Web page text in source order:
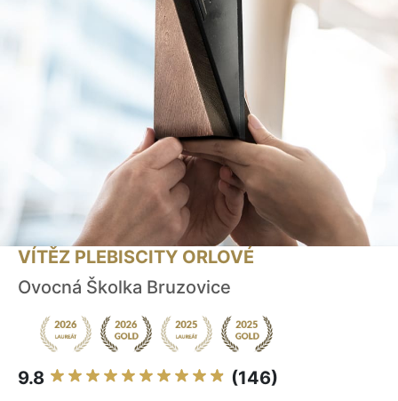
VÍTĚZ PLEBISCITY ORLOVÉ
Ovocná Školka Bruzovice
9.8 (146)